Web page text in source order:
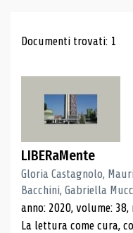
Risultati
Documenti trovati: 1
LIBERaMente
Gloria Castagnolo,
Bacchini, Gabriella
anno: 2020, volume: 38,
La lettura come cura,